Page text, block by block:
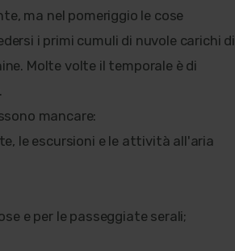
ma nel pomeriggio le cose
i primi cumuli di nuvole carichi di
Molte volte il temporale è di
mancare:
le escursioni e le attività all'aria
e per le passeggiate serali;